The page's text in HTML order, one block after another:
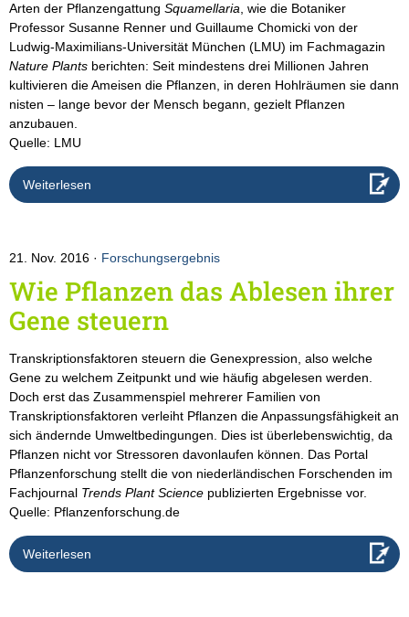
Arten der Pflanzengattung Squamellaria , wie die Botaniker
Professor Susanne Renner und Guillaume Chomicki von der
Ludwig-Maximilians-Universität München (LMU) im Fachmagazin
Nature Plants berichten: Seit mindestens drei Millionen Jahren
kultivieren die Ameisen die Pflanzen, in deren Hohlräumen sie dann
nisten – lange bevor der Mensch begann, gezielt Pflanzen
anzubauen.
Quelle: LMU
Weiterlesen
21. Nov. 2016 Forschungsergebnis
Wie Pflanzen das Ablesen ihrer
Gene steuern
Transkriptionsfaktoren steuern die Genexpression, also welche
Gene zu welchem Zeitpunkt und wie häufig abgelesen werden.
Doch erst das Zusammenspiel mehrerer Familien von
Transkriptionsfaktoren verleiht Pflanzen die Anpassungsfähigkeit an
sich ändernde Umweltbedingungen. Dies ist überlebenswichtig, da
Pflanzen nicht vor Stressoren davonlaufen können. Das Portal
Pflanzenforschung stellt die von niederländischen Forschenden im
Fachjournal Trends Plant Science publizierten Ergebnisse vor.
Quelle: Pflanzenforschung.de
Weiterlesen